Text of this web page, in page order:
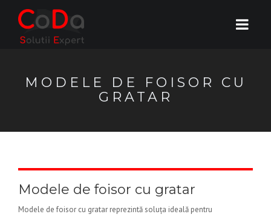
MODELE DE FOISOR CU
GRATAR
Modele de foisor cu gratar
Modele de foisor cu gratar reprezintă soluța ideală pentru